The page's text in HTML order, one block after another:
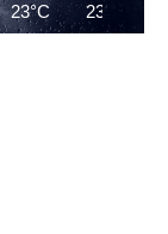
23°C 23°C